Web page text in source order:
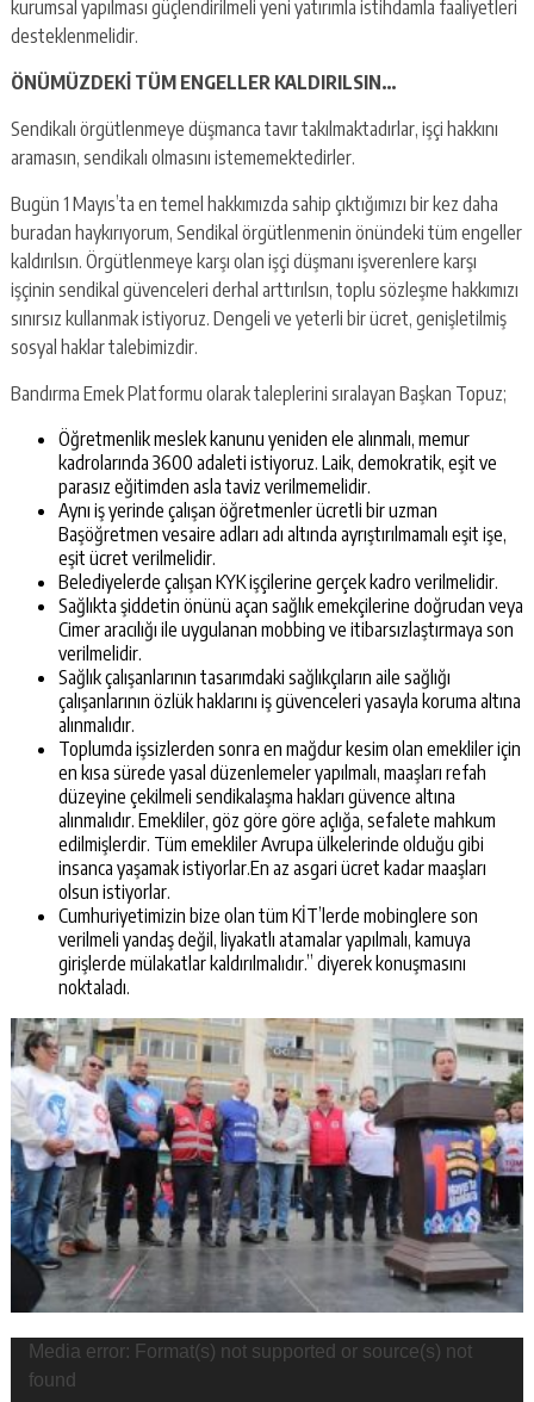
kurumsal yapılması güçlendirilmeli yeni yatırımla istihdamla faaliyetleri
desteklenmelidir.
ÖNÜMÜZDEKİ TÜM ENGELLER KALDIRILSIN…
Sendikalı örgütlenmeye düşmanca tavır takılmaktadırlar, işçi hakkını
aramasın, sendikalı olmasını istememektedirler.
Bugün 1 Mayıs’ta en temel hakkımızda sahip çıktığımızı bir kez daha
buradan haykırıyorum, Sendikal örgütlenmenin önündeki tüm engeller
kaldırılsın. Örgütlenmeye karşı olan işçi düşmanı işverenlere karşı
işçinin sendikal güvenceleri derhal arttırılsın, toplu sözleşme hakkımızı
sınırsız kullanmak istiyoruz. Dengeli ve yeterli bir ücret, genişletilmiş
sosyal haklar talebimizdir.
Bandırma Emek Platformu olarak taleplerini sıralayan Başkan Topuz;
Öğretmenlik meslek kanunu yeniden ele alınmalı, memur
kadrolarında 3600 adaleti istiyoruz. Laik, demokratik, eşit ve
parasız eğitimden asla taviz verilmemelidir.
Aynı iş yerinde çalışan öğretmenler ücretli bir uzman
Başöğretmen vesaire adları adı altında ayrıştırılmamalı eşit işe,
eşit ücret verilmelidir.
Belediyelerde çalışan KYK işçilerine gerçek kadro verilmelidir.
Sağlıkta şiddetin önünü açan sağlık emekçilerine doğrudan veya
Cimer aracılığı ile uygulanan mobbing ve itibarsızlaştırmaya son
verilmelidir.
Sağlık çalışanlarının tasarımdaki sağlıkçıların aile sağlığı
çalışanlarının özlük haklarını iş güvenceleri yasayla koruma altına
alınmalıdır.
Toplumda işsizlerden sonra en mağdur kesim olan emekliler için
en kısa sürede yasal düzenlemeler yapılmalı, maaşları refah
düzeyine çekilmeli sendikalaşma hakları güvence altına
alınmalıdır. Emekliler, göz göre göre açlığa, sefalete mahkum
edilmişlerdir. Tüm emekliler Avrupa ülkelerinde olduğu gibi
insanca yaşamak istiyorlar.En az asgari ücret kadar maaşları
olsun istiyorlar.
Cumhuriyetimizin bize olan tüm KİT’lerde mobinglere son
verilmeli yandaş değil, liyakatlı atamalar yapılmalı, kamuya
girişlerde mülakatlar kaldırılmalıdır.” diyerek konuşmasını
noktaladı.
Video
oynatıcı
Media error: Format(s) not supported or source(s) not
found